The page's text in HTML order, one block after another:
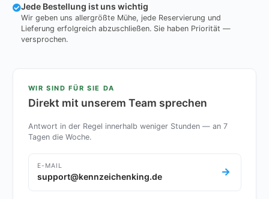
Jede Bestellung ist uns wichtig
Wir geben uns allergrößte Mühe, jede Reservierung und
Lieferung erfolgreich abzuschließen. Sie haben Priorität —
versprochen.
WIR SIND FÜR SIE DA
Direkt mit unserem Team sprechen
Antwort in der Regel innerhalb weniger Stunden — an 7
Tagen die Woche.
E-MAIL
support@kennzeichenking.de